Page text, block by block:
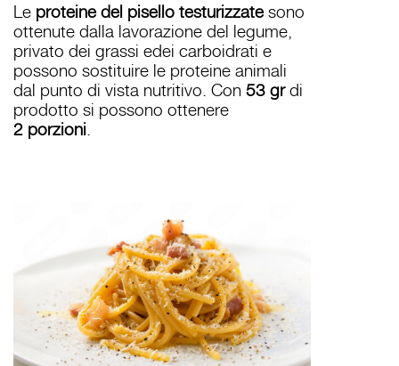
Le proteine del pisello testurizzatesono
ottenute dalla lavorazione del legume,
privato dei grassi edei carboidrati e
possono sostituire le proteine animali
dal punto di vista nutritivo. Con 53 grdi
prodotto si possono ottenere
2 porzioni